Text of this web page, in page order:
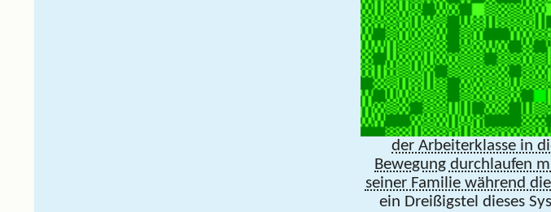
der Arbeiterklasse in
Bewegung durchlaufen
seiner Familie während
ein Dreißigstel dieses